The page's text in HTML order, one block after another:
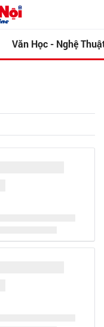
Văn Học - Nghệ